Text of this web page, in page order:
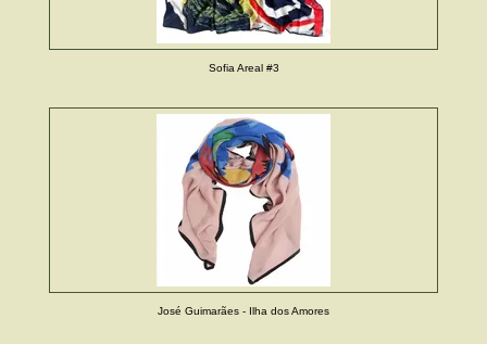
Sofia Areal #3
José Guimarães - Ilha dos Amores